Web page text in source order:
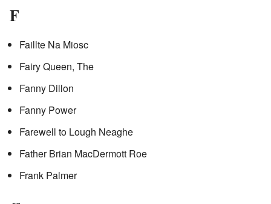
F
Faillte Na Miosc
Fairy Queen, The
Fanny Dillon
Fanny Power
Farewell to Lough Neaghe
Father Brian MacDermott Roe
Frank Palmer